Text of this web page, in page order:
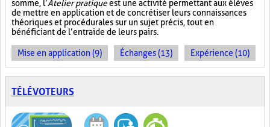
somme, l’Atelier pratiqueest une activité permettant aux élèves
de mettre en application et de concrétiser leurs connaissances
théoriques et procédurales sur un sujet précis, tout en
bénéficiant de l’entraide de leurs pairs.
Mise en application (9) Échanges (13) Expérience (10)
TÉLÉVOTEURS